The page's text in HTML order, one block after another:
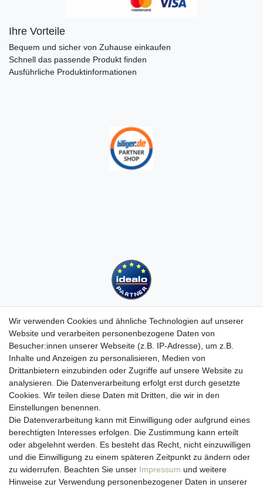
Ihre Vorteile
Bequem und sicher von Zuhause einkaufen
Schnell das passende Produkt finden
Ausführliche Produktinformationen
Kundenservice
Hotline: 07452 - 847 162 0
Kontakt
Anmelden
Registrieren
Newsletter
Versand & Lieferung
Zahlungsarten
viasalutis
Mehr zu viasalutis
Wir verwenden Cookies und ähnliche Technologien auf unserer
Website und verarbeiten personenbezogene Daten von
Besucher:innen unserer Webseite (z.B. IP-Adresse), um z.B.
Inhalte und Anzeigen zu personalisieren, Medien von
Drittanbietern einzubinden oder Zugriffe auf unsere Website zu
analysieren. Die Datenverarbeitung erfolgt erst durch gesetzte
Cookies. Wir teilen diese Daten mit Dritten, die wir in den
Einstellungen benennen.
Die Datenverarbeitung kann mit Einwilligung oder aufgrund eines
berechtigten Interesses erfolgen. Die Zustimmung kann erteilt
oder abgelehnt werden. Es besteht das Recht, nicht einzuwilligen
und die Einwilligung zu einem späteren Zeitpunkt zu ändern oder
zu widerrufen. Beachten Sie unser Impressum und weitere
Hinweise zur Verwendung personenbezogener Daten in unserer